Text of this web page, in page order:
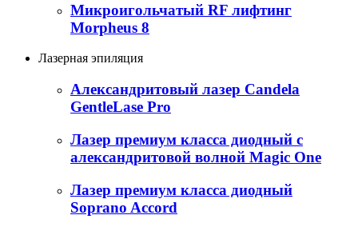
Микроигольчатый RF лифтинг
Morpheus 8
Лазерная эпиляция
Александритовый лазер Candela
GentleLase Pro
Лазер премиум класса диодный с
александритовой волной Magic One
Лазер премиум класса диодный
Soprano Accord